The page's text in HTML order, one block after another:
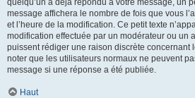
quelqu’un a déjà répondu à votre message, un
message affichera le nombre de fois que vous
et l’heure de la modification. Ce petit texte
modification effectuée par un modérateur ou un
puissent rédiger une raison discrète concernant
noter que les utilisateurs normaux ne peuvent
message si une réponse a été publiée.
Haut